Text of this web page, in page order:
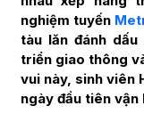
nghiệm tuyến
tàu lăn đánh
triển giao thông
vui này, sinh viên
ngày đầu tiên vận